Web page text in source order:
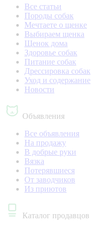
Все статьи
Породы собак
Мечтаете о щенке
Выбираем щенка
Щенок дома
Здоровье собак
Питание собак
Дрессировка собак
Уход и содержание
Новости
Объявления
Все объявления
На продажу
В добрые руки
Вязка
Потерявшиеся
От заводчиков
Из приютов
Каталог продавцов